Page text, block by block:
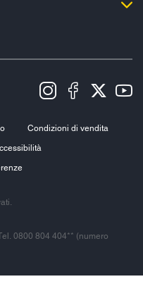
Condizioni di vendita
0800 804 404** (numero